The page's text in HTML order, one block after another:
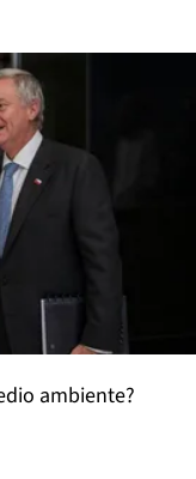
ambiente?